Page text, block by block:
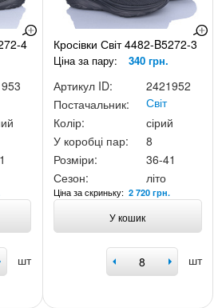
4
шт
Кросівки Світ 4482-B5272-3
Ціна за пару: 340 грн.
Артикул ID:
2421952
Постачальник:
Світ
Колір:
сірий
У коробці пар:
8
Розміри:
36-41
Сезон:
літо
Ціна за скриньку:2 720 грн.
У кошик
шт